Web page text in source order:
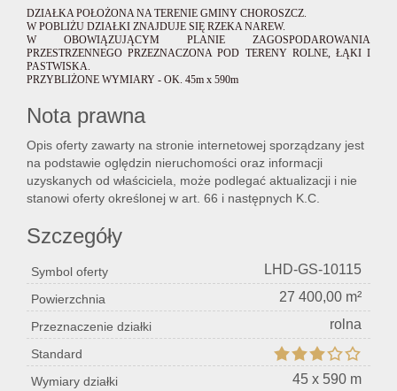
DZIAŁKA POŁOŻONA NA TERENIE GMINY CHOROSZCZ.
W POBLIŻU DZIAŁKI ZNAJDUJE SIĘ RZEKA NAREW.
W OBOWIĄZUJĄCYM PLANIE ZAGOSPODAROWANIA
PRZESTRZENNEGO PRZEZNACZONA POD TERENY ROLNE, ŁĄKI I
PASTWISKA.
PRZYBLIŻONE WYMIARY - OK. 45m x 590m
Nota prawna
Opis oferty zawarty na stronie internetowej sporządzany jest
na podstawie oględzin nieruchomości oraz informacji
uzyskanych od właściciela, może podlegać aktualizacji i nie
stanowi oferty określonej w art. 66 i następnych K.C.
Szczegóły
Symbol oferty LHD-GS-10115
Powierzchnia 27 400,00 m²
Przeznaczenie działki rolna
Standard
Wymiary działki
45 x 590 m